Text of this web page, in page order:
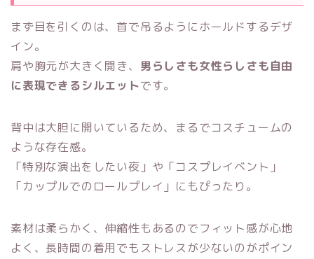
まず目を引くのは、首で吊るようにホールドするデザ
イン。
肩や胸元が大きく開き、 男らしさも女性らしさも自由
に表現できるシルエットです。
背中は大胆に開いているため、まるでコスチュームの
ような存在感。
「特別な演出をしたい夜」や「コスプレイベント」
「カップルでのロールプレイ」にもぴったり。
素材は柔らかく、伸縮性もあるのでフィット感が心地
よく、長時間の着用でもストレスが少ないのがポイン